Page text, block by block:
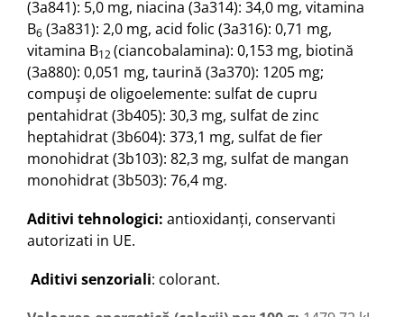
(3a841): 5,0 mg, niacina (3a314): 34,0 mg, vitamina
B6 (3a831): 2,0 mg, acid folic (3a316): 0,71 mg,
vitamina B12(ciancobalamina): 0,153 mg, biotină
(3a880): 0,051 mg, taurină (3a370): 1205 mg;
compuşi de oligoelemente: sulfat de cupru
pentahidrat(3b405): 30,3 mg, sulfat dezinc
heptahidrat (3b604): 373,1 mg, sulfat de fier
monohidrat (3b103): 82,3 mg, sulfat de mangan
monohidrat (3b503): 76,4 mg.
Aditivi tehnologici: antioxidanţi, conservanti
autorizati in UE.
Aditivi senzoriali: colorant.